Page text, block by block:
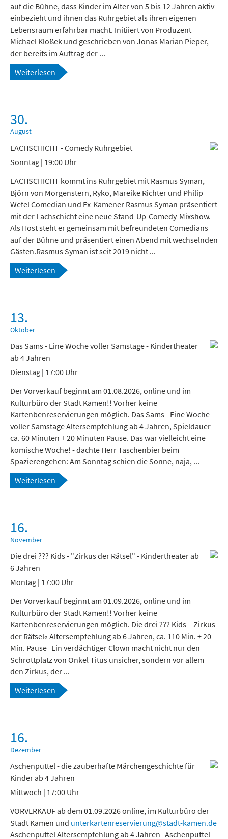
auf die Bühne, dass Kinder im Alter von 5 bis 12 Jahren aktiv
einbezieht und ihnen das Ruhrgebiet als ihren eigenen
Lebensraum erfahrbar macht. Initiiert von Produzent
Michael Kloßek und geschrieben von Jonas Marian Pieper,
der bereits im Auftrag der ...
Weiterlesen
30.
August
LACHSCHICHT - Comedy Ruhrgebiet
Sonntag | 19:00 Uhr
LACHSCHICHT kommt ins Ruhrgebiet mit Rasmus Syman,
Björn von Morgenstern, Ryko, Mareike Richter und Philip
Wefel Comedian und Ex-Kamener Rasmus Syman präsentiert
mit der Lachschicht eine neue Stand-Up-Comedy-Mixshow.
Als Host steht er gemeinsam mit befreundeten Comedians
auf der Bühne und präsentiert einen Abend mit wechselnden
Gästen.Rasmus Syman ist seit 2019 nicht ...
Weiterlesen
13.
Oktober
Das Sams - Eine Woche voller Samstage - Kindertheater
ab 4 Jahren
Dienstag | 17:00 Uhr
Der Vorverkauf beginnt am 01.08.2026, online und im
Kulturbüro der Stadt Kamen!! Vorher keine
Kartenbenreservierungen möglich. Das Sams - Eine Woche
voller Samstage Altersempfehlung ab 4 Jahren, Spieldauer
ca. 60 Minuten + 20 Minuten Pause. Das war vielleicht eine
komische Woche! - dachte Herr Taschenbier beim
Spazierengehen: Am Sonntag schien die Sonne, naja, ...
Weiterlesen
16.
November
Die drei ??? Kids - "Zirkus der Rätsel" - Kindertheater ab
6 Jahren
Montag | 17:00 Uhr
Der Vorverkauf beginnt am 01.09.2026, online und im
Kulturbüro der Stadt Kamen!! Vorher keine
Kartenbenreservierungen möglich. Die drei ??? Kids – Zirkus
der Rätsel« Altersempfehlung ab 6 Jahren, ca. 110 Min. + 20
Min. Pause Ein verdächtiger Clown macht nicht nur den
Schrottplatz von Onkel Titus unsicher, sondern vor allem
den Zirkus, der ...
Weiterlesen
16.
Dezember
Aschenputtel - die zauberhafte Märchengeschichte für
Kinder ab 4 Jahren
Mittwoch | 17:00 Uhr
VORVERKAUF ab dem 01.09.2026 online, im Kulturbüro der
Stadt Kamen und unterkartenreservierung@stadt-kamen.de
Aschenputtel Altersempfehlung ab 4 Jahren Aschenputtel